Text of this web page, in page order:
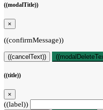
((modalTitle))
×
((confirmMessage))
((cancelText))
((title))
×
((label))